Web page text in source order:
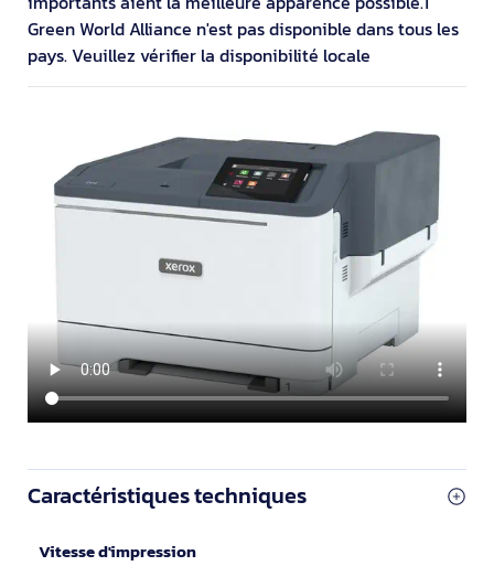
Green World Alliance n'est pas disponible dans tous les
pays. Veuillez vérifier la disponibilité locale
Caractéristiques techniques
Vitesse d'impression